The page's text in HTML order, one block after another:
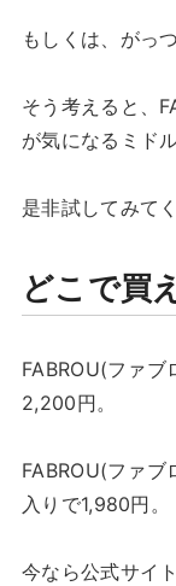
もしくは、がっ
そう考えると、
が気になるミド
是非試してみて
どこで買
FABROU(ファ
2,200円。
FABROU(ファ
入りで1,980円。
今なら公式サイ